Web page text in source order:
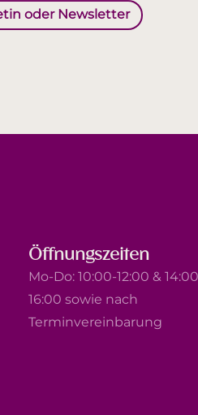
oder Newsletter
Öffnungszeiten
Mo-Do: 10:00-12:00 &
16:00 sowie nach
Terminvereinbarung